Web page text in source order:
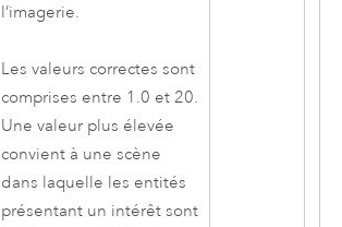
l’imagerie.
Les valeurs correctes sont
comprises entre 1.0 et 20.
Une valeur plus élevée
convient à une scène
dans laquelle les entités
présentant un intérêt sont